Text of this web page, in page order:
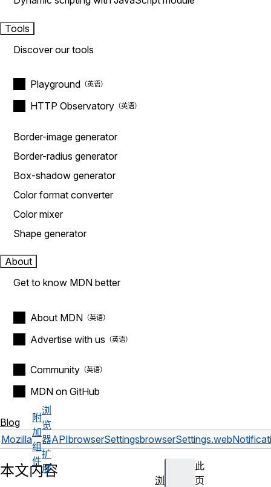
Tools
Discover our tools
Playground
HTTP Observatory
Border-image generator
Border-radius generator
Box-shadow generator
Color format converter
Color mixer
Shape generator
About
Get to know MDN better
About MDN
Advertise with us
Community
MDN on GitHub
Blog
Mozilla
附
加
组
件
浏
览
器
扩
展
APIbrowserSettings
此
页
本文内容
浏